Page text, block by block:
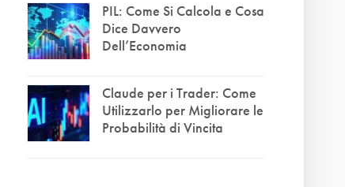
PIL: Come Si Calcola e Cosa
Dice Davvero
Dell’Economia
Claude per i Trader: Come
Utilizzarlo per Migliorare le
Probabilità di Vincita